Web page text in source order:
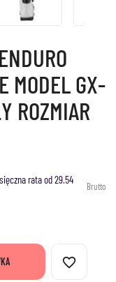
MODEL GX-
ROZMIAR
rata od 29.54
Brutto
favorite_border